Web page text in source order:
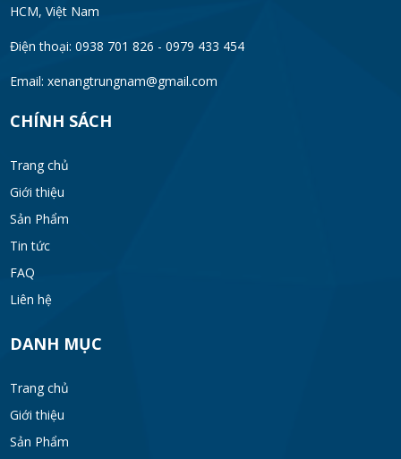
HCM, Việt Nam
Điện thoại: 0938 701 826 - 0979 433 454
Email: xenangtrungnam@gmail.com
CHÍNH SÁCH
Trang chủ
Giới thiệu
Sản Phẩm
Tin tức
FAQ
Liên hệ
DANH MỤC
Trang chủ
Giới thiệu
Sản Phẩm